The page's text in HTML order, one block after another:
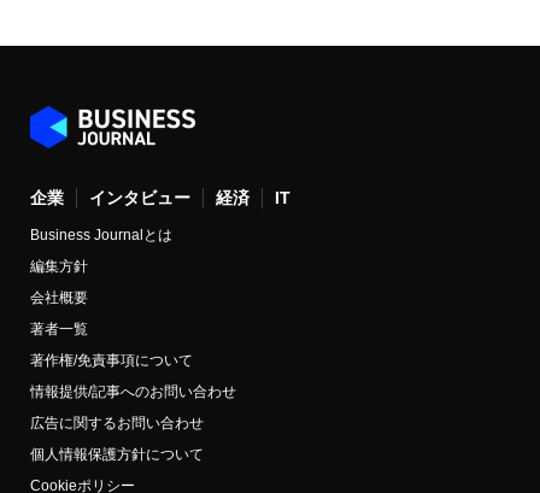
企業 インタビュー 経済 IT
Business Journalとは
編集方針
会社概要
著者一覧
著作権/免責事項について
情報提供/記事へのお問い合わせ
広告に関するお問い合わせ
個人情報保護方針について
Cookieポリシー